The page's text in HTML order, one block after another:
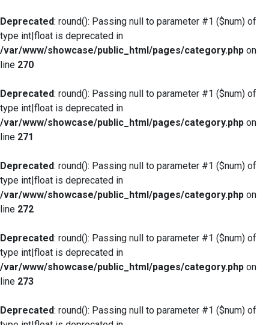
Deprecated: round(): Passing null to parameter #1 ($num) of
type int|float is deprecated in
/var/www/showcase/public_html/pages/category.php on
line 270
Deprecated: round(): Passing null to parameter #1 ($num) of
type int|float is deprecated in
/var/www/showcase/public_html/pages/category.php on
line 271
Deprecated: round(): Passing null to parameter #1 ($num) of
type int|float is deprecated in
/var/www/showcase/public_html/pages/category.php on
line 272
Deprecated: round(): Passing null to parameter #1 ($num) of
type int|float is deprecated in
/var/www/showcase/public_html/pages/category.php on
line 273
Deprecated: round(): Passing null to parameter #1 ($num) of